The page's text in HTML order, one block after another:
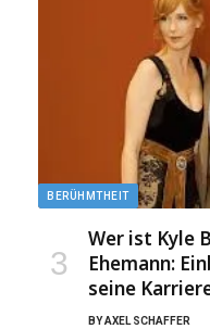
BERÜHMTHEIT
Wer ist Kyle
Ehemann:
seine
BYAXEL SCHAFFER